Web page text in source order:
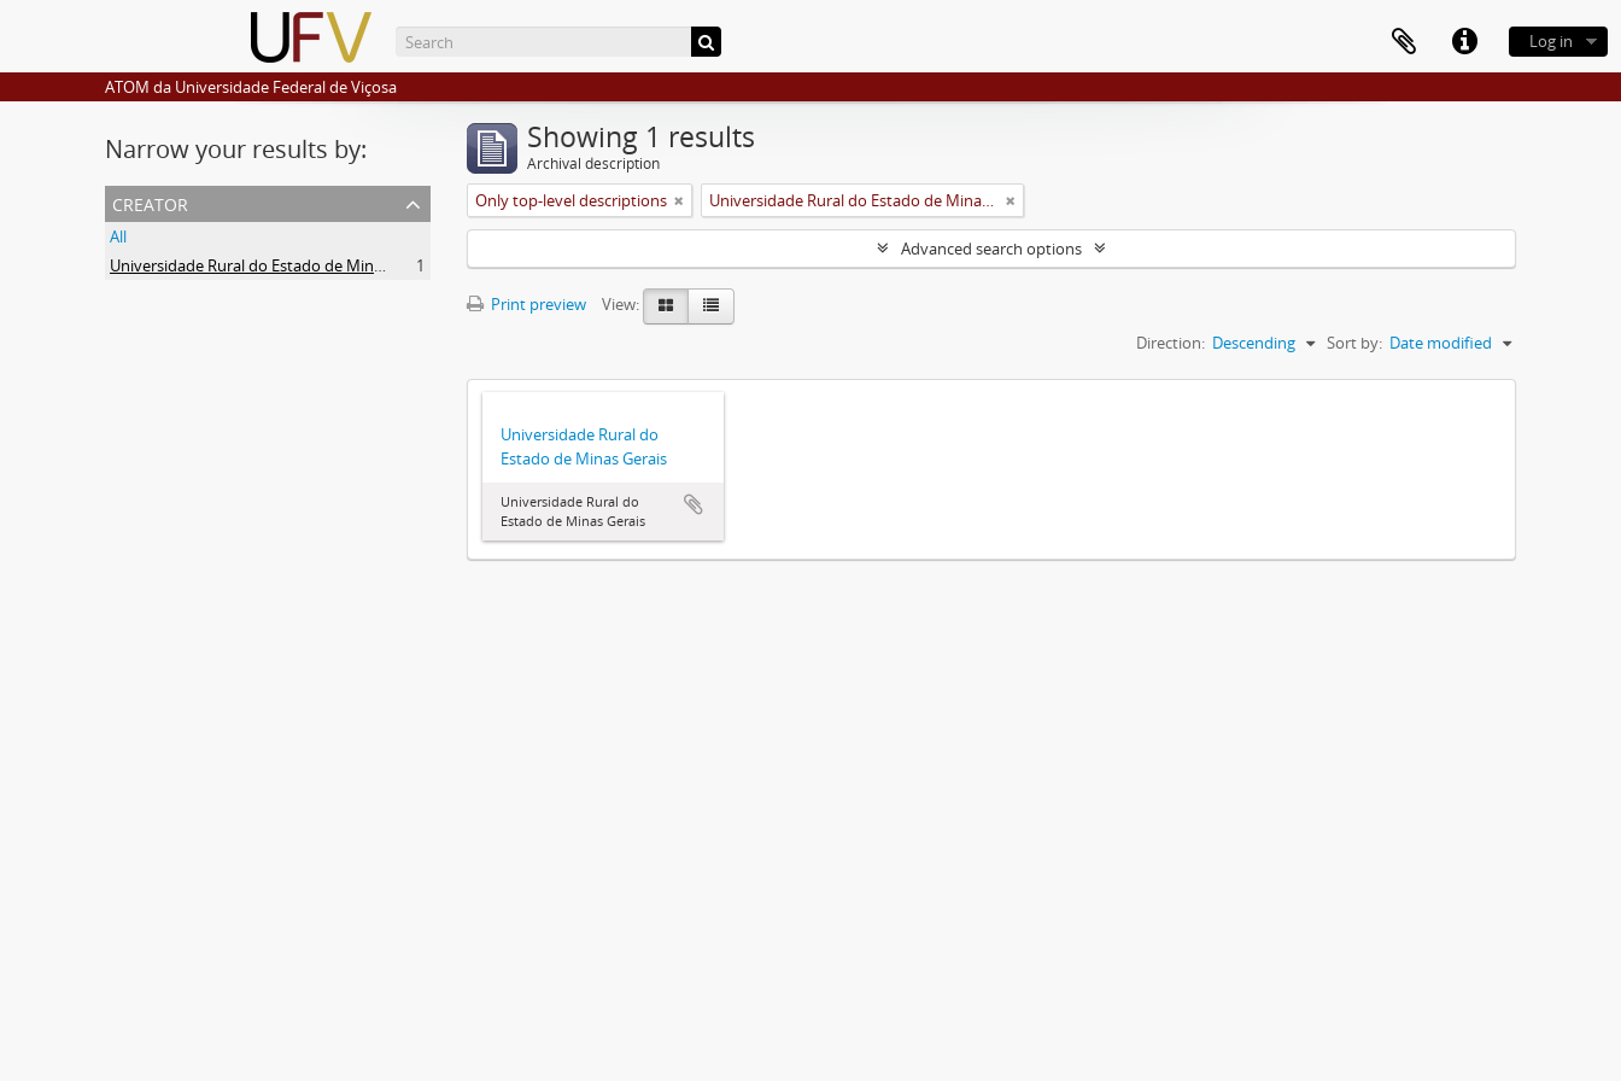
Log in
ATOM da Universidade Federal de Viçosa
Narrow your results by:
creator
All
Universidade Rural do Estado de Minas Gerais (Uremg)
1
Showing 1 results
Archival description
Only top-level descriptions Universidade Rural do Estado de Minas Gerais (Uremg)
Advanced search options
Print preview
View:
Sort by: Date modified
Direction: Descending
Universidade Rural do
Estado de Minas Gerais
Universidade Rural do
Estado de Minas Gerais